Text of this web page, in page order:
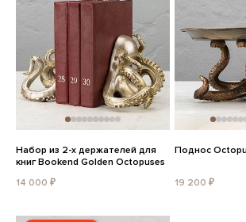
Набор из 2-х держателей для
книг Bookend Golden Octopuses
14 000 ₽
Поднос
19 200 ₽